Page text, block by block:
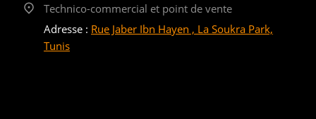
Technico-commercial et point de vente
Adresse : Rue Jaber Ibn Hayen , La Soukra Park,
Tunis